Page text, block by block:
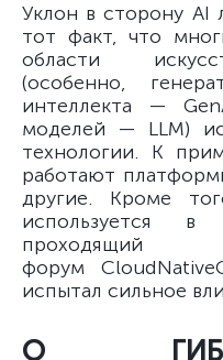
Уклон в сторону AI
тот факт, что
области
(особенно,
интеллекта —
моделей — LLM)
технологии. К
работают
другие. Кроме
используется
форум
испытал сильное
О